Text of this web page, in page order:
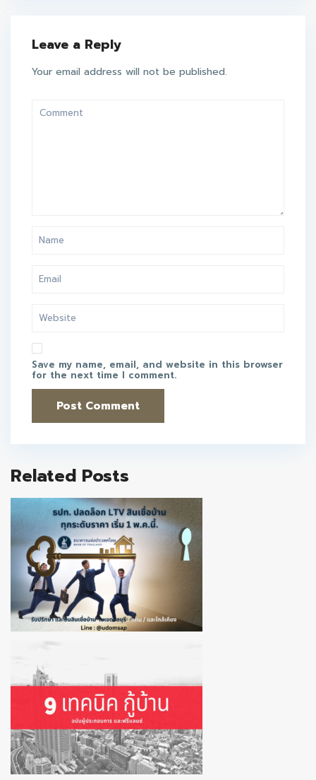
Leave a Reply
Your email address will not be published.
Save my name, email, and website in this browser
for the next time I comment.
Related Posts